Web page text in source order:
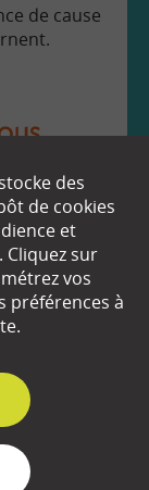
de cause
des
de cookies
et
Cliquez sur
vos
préférences à